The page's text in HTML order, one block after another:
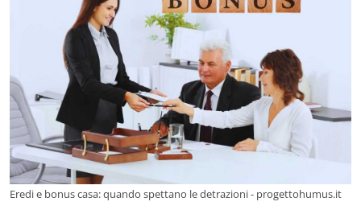
Eredi e bonus casa: quando spettano le detrazioni - progettohumus.it